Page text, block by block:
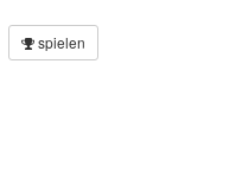
spielen